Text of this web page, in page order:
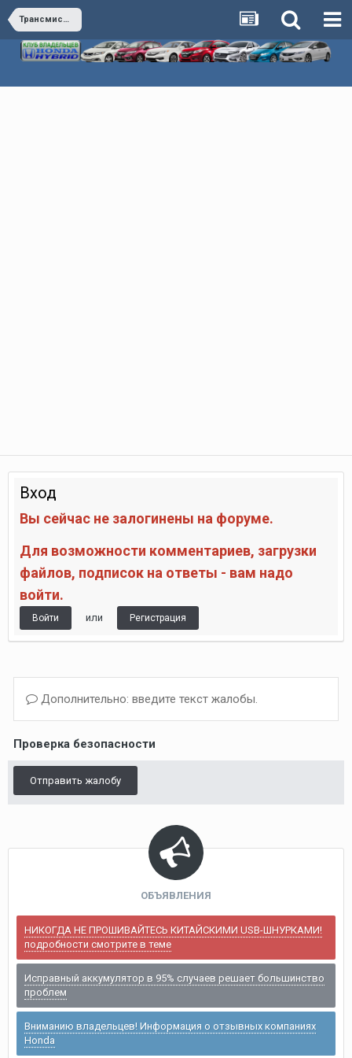
Трансмиссия
Вход
Вы сейчас не залогинены на форуме.
Для возможности комментариев, загрузки
файлов, подписок на ответы - вам надо
войти.
Войти или Регистрация
Дополнительно: введите текст жалобы.
Проверка безопасности
Отправить жалобу
ОБЪЯВЛЕНИЯ
НИКОГДА НЕ ПРОШИВАЙТЕСЬ КИТАЙСКИМИ USB-ШНУРКАМИ!
подробности смотрите в теме
Исправный аккумулятор в 95% случаев решает большинство
проблем
Вниманию владельцев! Информация о отзывных компаниях
Honda